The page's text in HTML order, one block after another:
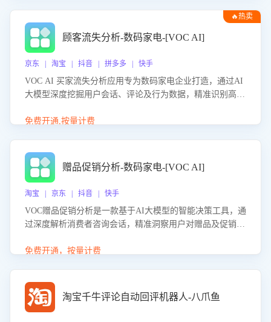
企业优化营销话术、突出产品与服务优势，有效提升咨询转
化率，避免陷入单纯价格竞争，实现精准扬长避短。
🔥热卖
顾客流失分析-数码家电-[VOC AI]
京东 | 淘宝 | 抖音 | 拼多多 | 快手
VOC AI 买家流失分析应用专为数码家电企业打造，通过AI
大模型深度挖掘用户会话、评论及行为数据，精准识别高流
应延迟、竞品价格冲击等。系统自动输出可落地的挽回策
免费开通,按量计费
赠品促销分析-数码家电-[VOC AI]
淘宝 | 京东 | 抖音 | 快手
VOC赠品促销分析是一款基于AI大模型的智能决策工具，通
过深度解析消费者咨询会话，精准洞察用户对赠品及促销政
销诉求，帮助企业制定个性化赠品组合策略，优化资源投放
免费开通，按量计费
淘宝千牛评论自动回评机器人-八爪鱼